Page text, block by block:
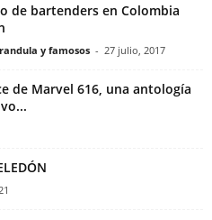
de bartenders en Colombia
y famosos - 27 julio, 2017
de Marvel 616, una antología